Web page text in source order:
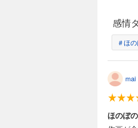
感情
＃ほ
mai
ほのぼ